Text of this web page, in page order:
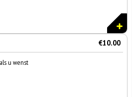
€10.00
u wenst